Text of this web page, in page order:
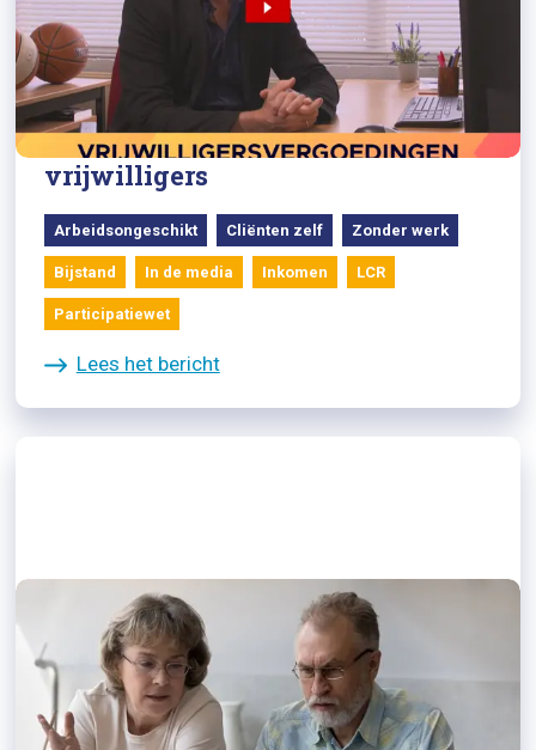
09/05/2022
BNNVARA Kassa over problemen
met vergoedingen voor
vrijwilligers
Arbeidsongeschikt Cliënten zelf Zonder werk
Bijstand In de media Inkomen LCR
Participatiewet
Lees het bericht